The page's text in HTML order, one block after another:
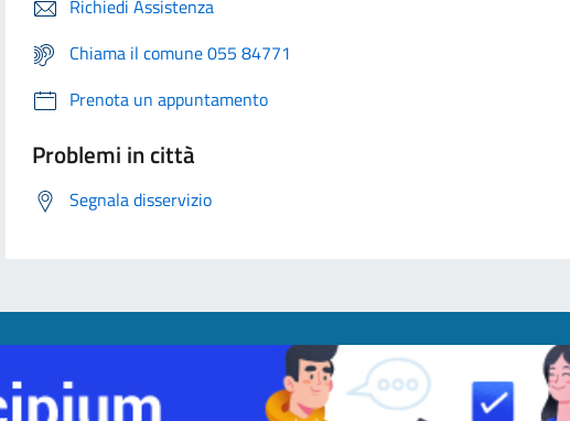
Richiedi Assistenza
Chiama il comune 055 84771
Prenota un appuntamento
Problemi in città
Segnala disservizio